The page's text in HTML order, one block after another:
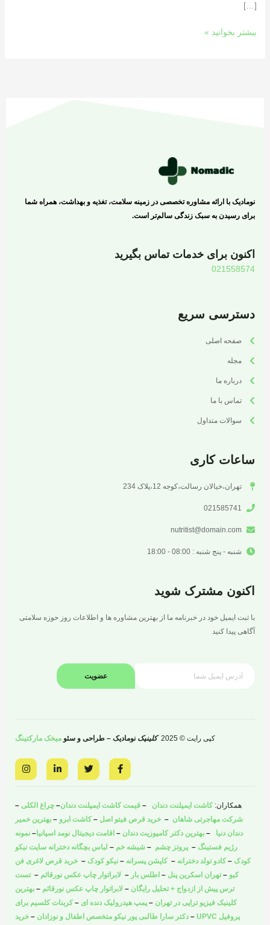
[…]
بیشتر بخوانید »
نومادیک با ارائه مشاوره تخصصی در زمینه سلامت، تغذیه و بهداشت، همراه شما
برای رسیدن به سبک زندگی سالم‌تر است.
اکنون برای خدمات تماس بگیرید
021558574
دسترسی سریع
صفحه اصلی
مجله
درباره ما
تماس با ما
سوالات متداول
ساعات کاری
تهران،خیالان رسالت،کوجه 12،پلاک 234
021585741
nutritist@domain.com
شنبه - پنج شنبه : 08:00 - 18:00
اکنون مشترک شوید
با ثبت ایمیل خود در خبرنامه ما از بهترین مشاوره ها و اطلاعات روز حوزه سلامتی
آگاهی پیدا کنید
عضویت
کپی رایت © 2025 کلینیک نومادیک – طراحی و سئو میخک مارکتینگ
F
a
c
o
o
k
-
w
i
e
r
L
i
n
d
-
n
I
n
s
g
r
a
m
همکاران: کاشت ایمپلنت دندان – قیمت کاشت ایمپلنت دندان– چراغ الکلی –
شرکت مهاجرتی شاهان – خرید قرص فیتو اصل –کاشت ابرو – بهترین خمیر
دندان دنیا – بهترین دکتر کامپوزیت دندان – اقامت دیجیتال نومد اسپانیا– نمونه
رژیم فستینگ – پروتز چشم – شیشه خم – لباس بچگانه دخترانه سایت نیکو
کودک –کادو تولد دخترانه –کاپشن پسرانه – نیکو کودک – خرید قرص لاغری فن
کیو –تهران اسکرین پنل – اطلس بار – لابراتوار چاپ عکس نورقائم –تست
ترس پیش از ازدواج + تحلیل رایگان – لابراتوار چاپ عکس نورقائم – بهترین
کلینیک فیزیو تراپی در تهران – پمپ هیدرولیک دنده ای –کربنات کلسیم برای
پروفیل UPVC
– دکتر سارا طالبی پور نیکو متخصص اطفال و نوزادان – خرید